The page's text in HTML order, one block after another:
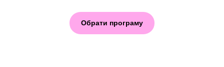
Обрати програму